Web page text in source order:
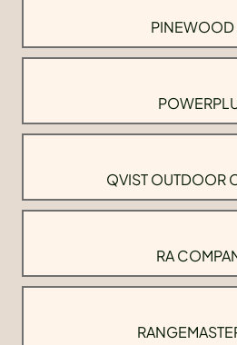
PINEWOOD
QVIST OUTDOOR
RA